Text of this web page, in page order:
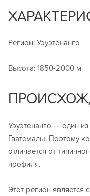
Регион: Уэуэтенанго
Высота: 1850-2000 м
Уэуэтенанго — один
Гватемалы. Поэтому
отличается от
профиля.
Этот регион является